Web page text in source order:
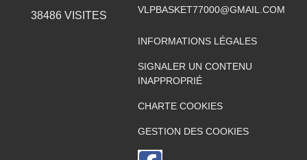
38486VISITES VLPBASKET77000@GMAIL.COM
INFORMATIONS LÉGALES
SIGNALER UN CONTENU
INAPPROPRIÉ
CHARTE COOKIES
GESTION DES COOKIES